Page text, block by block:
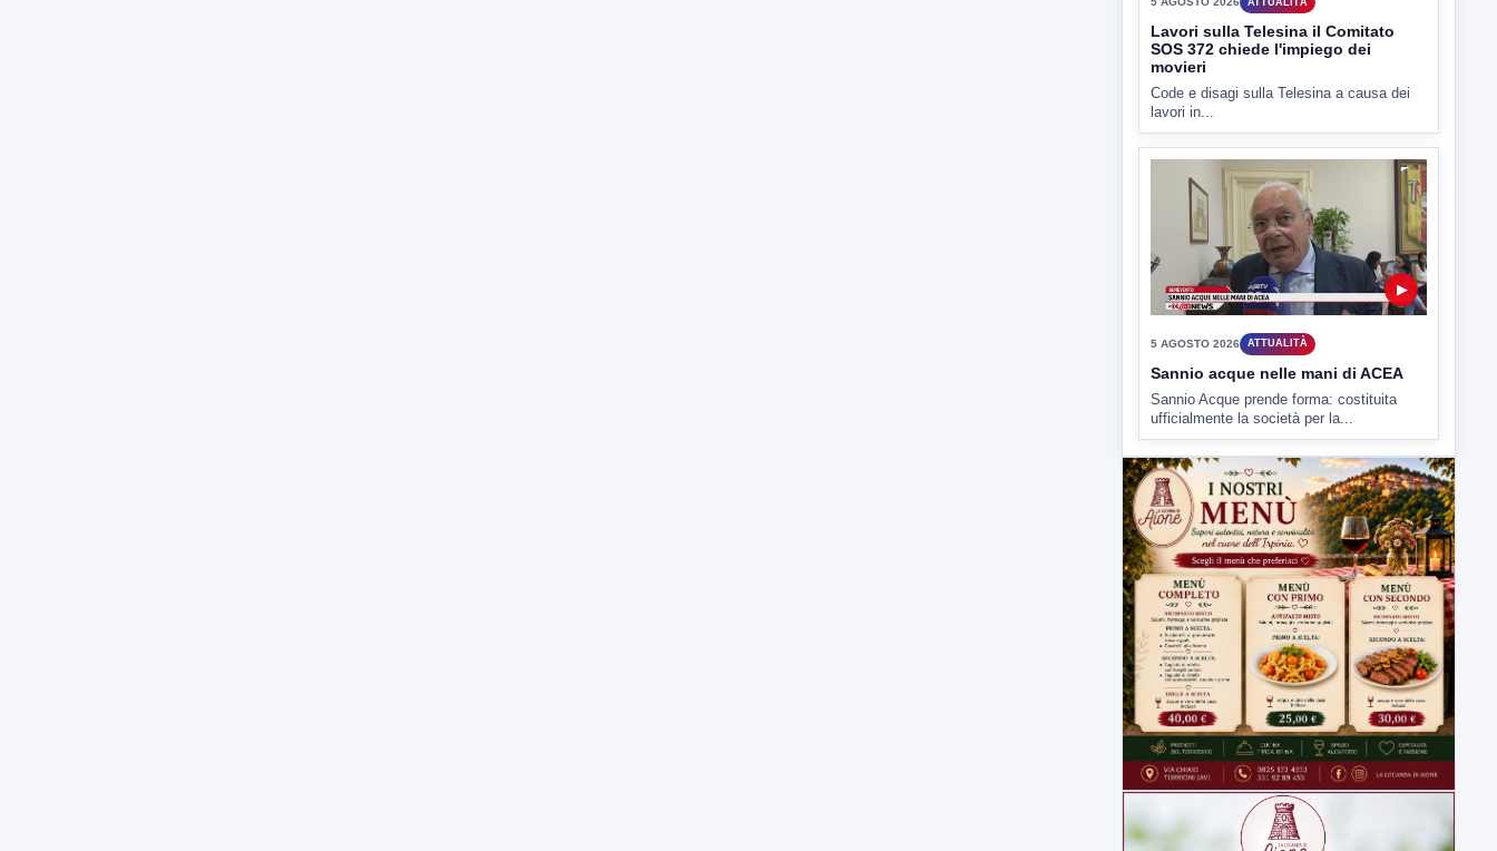
Code e disagi sulla Telesina a causa dei
lavori in...
▶
5 AGOSTO 2026 ATTUALITÀ
Sannio acque nelle mani di ACEA
Sannio Acque prende forma: costituita
ufficialmente la società per la...